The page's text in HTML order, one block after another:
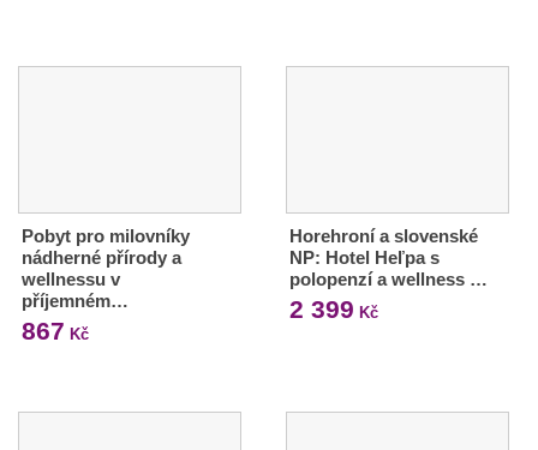
Pobyt pro milovníky
nádherné přírody a
wellnessu v
příjemném…
867 Kč
Horehroní a slovenské
NP: Hotel Heľpa s
polopenzí a wellness …
2 399 Kč